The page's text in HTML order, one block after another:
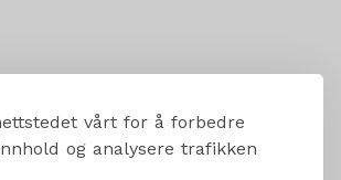
vårt for å forbedre
og analysere trafikken